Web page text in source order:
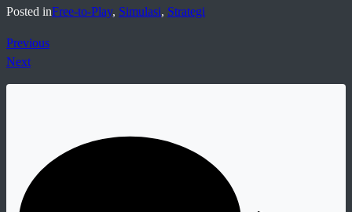
Posted inFree-to-Play, Simulasi, Strategi
Previous
Next